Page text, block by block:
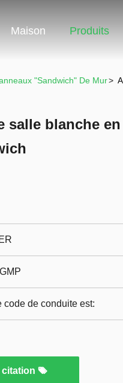
Maison Produits
"sandwich" De Mur>
salle blanche
code de conduite est:
citation